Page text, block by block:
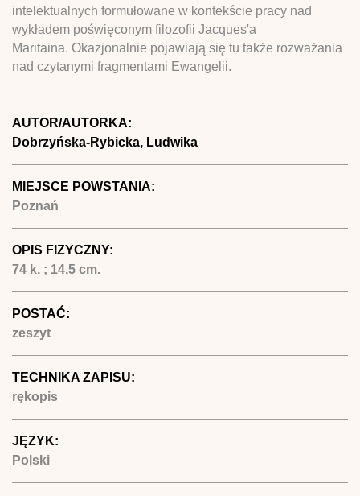
intelektualnych formułowane w kontekście pracy nad
wykładem poświęconym filozofii Jacques'a
Maritaina. Okazjonalnie pojawiają się tu także rozważania
nad czytanymi fragmentami Ewangelii.
AUTOR/AUTORKA:
Dobrzyńska-Rybicka, Ludwika
MIEJSCE POWSTANIA:
Poznań
OPIS FIZYCZNY:
74 k. ; 14,5 cm.
POSTAĆ:
zeszyt
TECHNIKA ZAPISU:
rękopis
JĘZYK:
Polski